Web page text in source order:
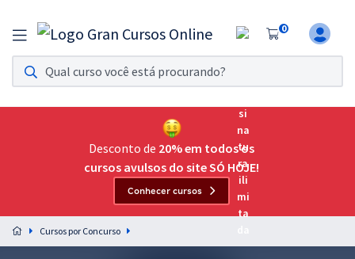
0
Assinatura Ilimitada 11
Acesso a todos os cursos. Teste grátis por 7 dias!
Assinatura OAB Até Passar
Acesso ilimitado a toda preparação para o Exame da
Preparação completa e intensiva para as principais
residências em saúde do Brasil
Desconto de 20% em todos os
cursos avulsos do site SÓ HOJE!
Conhecer cursos
Cursos por Concurso